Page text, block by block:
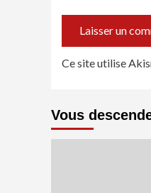
Ce site utilise
Vous